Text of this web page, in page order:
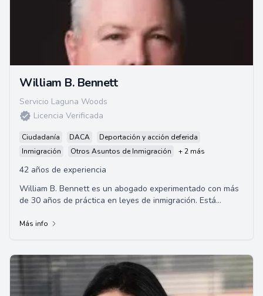
William B. Bennett
Servicio Laguna Woods
Licencia Verificada
Ciudadanía DACA
Deportación y acción deferida
Inmigración
Otros Asuntos de Inmigración + 2 más
42 años de experiencia
William B. Bennett es un abogado experimentado con más
de 30 años de práctica en leyes de inmigración. Está
Más info